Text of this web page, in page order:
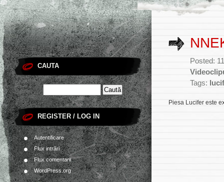
CAUTA
REGISTER / LOG IN
Autentificare
Flux intrări
Flux comentarii
WordPress.org
Posted:
Tags:
Piesa Lucifer este